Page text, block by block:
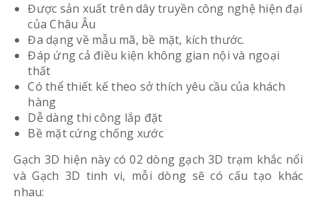
Được sản xuất trên dây truyền công nghệ hiện đại
của Châu Âu
Đa dạng về mẫu mã, bề mặt, kích thước.
Đáp ứng cả điều kiện không gian nội và ngoại
thất
Có thể thiết kế theo sở thích yêu cầu của khách
hàng
Dễ dàng thi công lắp đặt
Bề mặt cứng chống xước
Gạch 3D hiện này có 02 dòng gạch 3D trạm khắc nổi
và Gạch 3D tinh vi, mỗi dòng sẽ có cấu tạo khác
nhau: